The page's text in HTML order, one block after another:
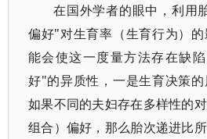
在国外学者的眼中，利用
偏好"对生育率（生育行为）
能会使这一度量方法存在缺
好"的异质性，一是生育决策的
如果不同的夫妇存在多样性的
组合）偏好，那么胎次递进比